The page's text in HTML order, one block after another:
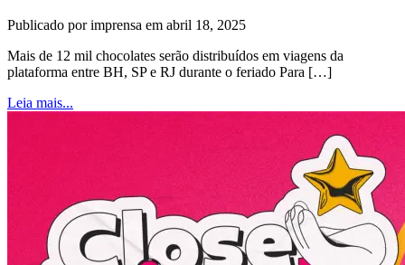
Publicado por imprensa em abril 18, 2025
Mais de 12 mil chocolates serão distribuídos em viagens da
plataforma entre BH, SP e RJ durante o feriado Para […]
Leia mais...